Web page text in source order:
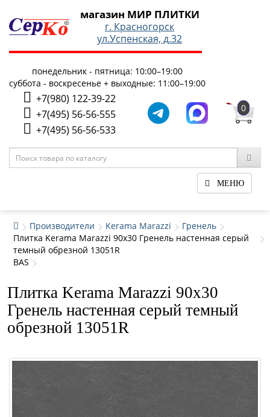
магазин МИР ПЛИТКИ
г. Красногорск
ул.Успенская, д.32
понедельник - пятница: 10:00–19:00
суббота - воскресенье + выходные: 11:00–19:00
+7(980) 122-39-22
+7(495) 56-56-555
+7(495) 56-56-533
0
МЕНЮ
Производители Kerama Marazzi
Гренель
Плитка Kerama Marazzi 90x30 Гренель настенная серый
темный обрезной 13051R
BAS
Плитка Kerama Marazzi 90x30
Гренель настенная серый темный
обрезной 13051R